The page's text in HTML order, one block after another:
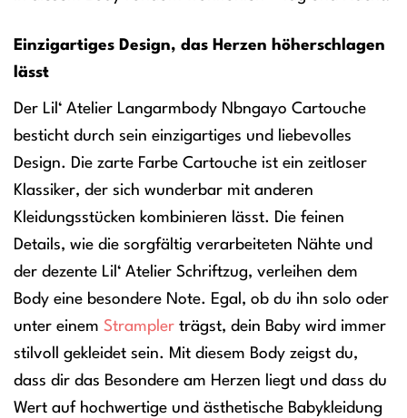
Einzigartiges Design, das Herzen höherschlagen
lässt
Der Lil‘ Atelier Langarmbody Nbngayo Cartouche
besticht durch sein einzigartiges und liebevolles
Design. Die zarte Farbe Cartouche ist ein zeitloser
Klassiker, der sich wunderbar mit anderen
Kleidungsstücken kombinieren lässt. Die feinen
Details, wie die sorgfältig verarbeiteten Nähte und
der dezente Lil‘ Atelier Schriftzug, verleihen dem
Body eine besondere Note. Egal, ob du ihn solo oder
unter einem Strampler trägst, dein Baby wird immer
stilvoll gekleidet sein. Mit diesem Body zeigst du,
dass dir das Besondere am Herzen liegt und dass du
Wert auf hochwertige und ästhetische Babykleidung